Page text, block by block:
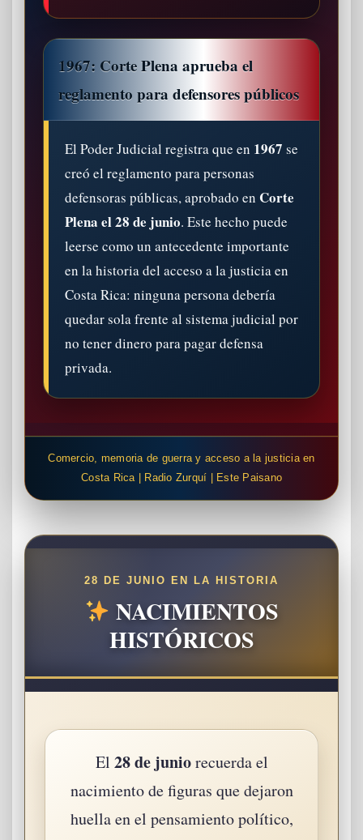
1967: Corte Plena aprueba el
reglamento para defensores públicos
El Poder Judicial registra que en 1967 se
creó el reglamento para personas
defensoras públicas, aprobado en Corte
Plena el 28 de junio. Este hecho puede
leerse como un antecedente importante
en la historia del acceso a la justicia en
Costa Rica: ninguna persona debería
quedar sola frente al sistema judicial por
no tener dinero para pagar defensa
privada.
Comercio, memoria de guerra y acceso a la justicia en
Costa Rica | Radio Zurquí | Este Paisano
28 DE JUNIO EN LA HISTORIA
NACIMIENTOS
HISTÓRICOS
El 28 de juniorecuerda el
nacimiento de figuras que dejaron
huella en el pensamiento político,